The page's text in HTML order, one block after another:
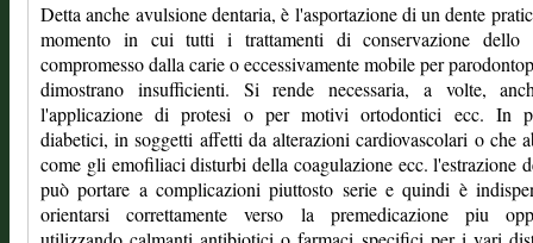
Detta anche avulsione dentaria, è l'asportazione di un dente
momento in cui tutti i trattamenti di conservazione dello
compromesso dalla carie o eccessivamente mobile per
dimostrano insufficienti. Si rende necessaria, a volte,
l'applicazione di protesi o per motivi ortodontici ecc. In
diabetici, in soggetti affetti da alterazioni cardiovascolari o che
come gli emofiliaci disturbi della coagulazione ecc. l'estrazione
può portare a complicazioni piuttosto serie e quindi è
orientarsi correttamente verso la premedicazione piu